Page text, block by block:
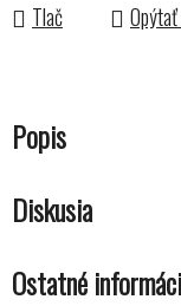
Tlač
Popis
Diskusia
Ostatné